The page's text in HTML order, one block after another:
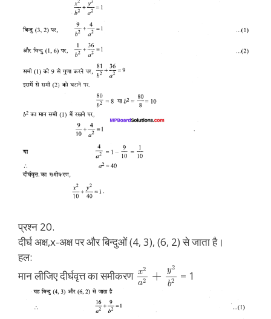
प्रश्न 20.
दीर्घ अक्ष,x-अक्ष पर और बिन्दुओं (4, 3), (6, 2) से जाता है।
हल:
मान लीजिए दीर्घवृत्त का समीकरण x2
a2 + y2
b2 = 1